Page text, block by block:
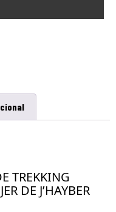
TREKKING
DE J’HAYBER